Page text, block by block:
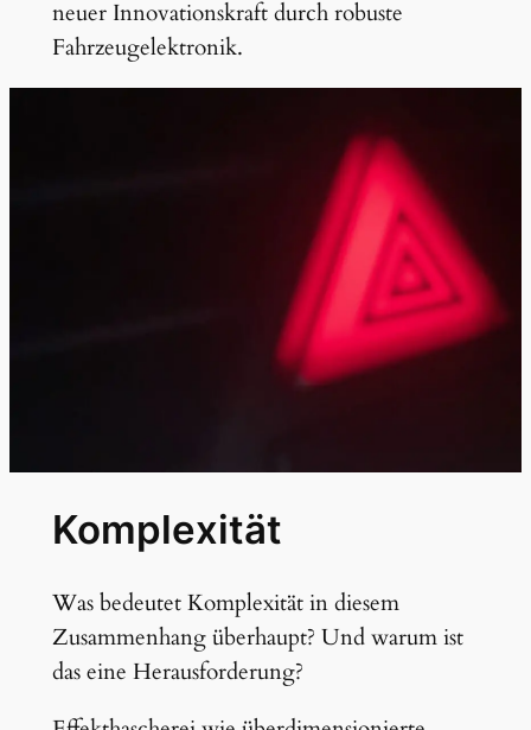
neuer Innovationskraft durch robuste
Fahrzeugelektronik.
Komplexität
Was bedeutet Komplexität in diesem
Zusammenhang überhaupt? Und warum ist
das eine Herausforderung?